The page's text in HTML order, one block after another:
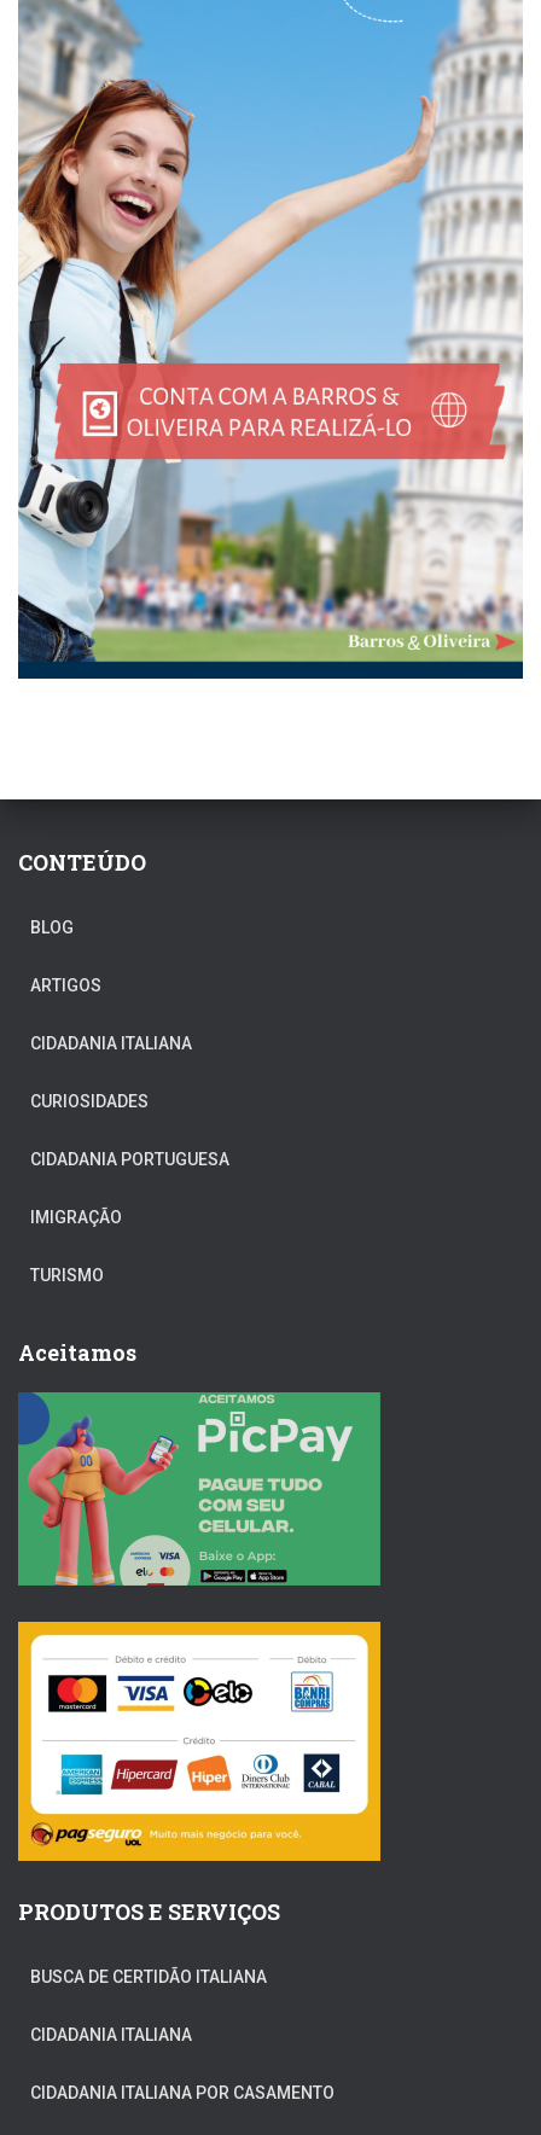
CONTEÚDO
BLOG
ARTIGOS
CIDADANIA ITALIANA
CURIOSIDADES
CIDADANIA PORTUGUESA
IMIGRAÇÃO
TURISMO
Aceitamos
PRODUTOS E SERVIÇOS
BUSCA DE CERTIDÃO ITALIANA
CIDADANIA ITALIANA
CIDADANIA ITALIANA POR CASAMENTO